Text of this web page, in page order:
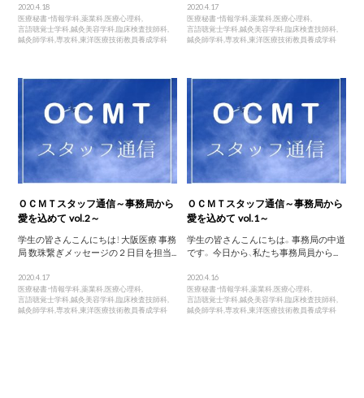
2020.4.18
医療秘書・情報学科,薬業科,医療心理科,
言語聴覚士学科,鍼灸美容学科,臨床検査技師科,
鍼灸師学科,専攻科,東洋医療技術教員養成学科
2020.4.17
医療秘書・情報学科,薬業科,医療心理科,
言語聴覚士学科,鍼灸美容学科,臨床検査技師科,
鍼灸師学科,専攻科,東洋医療技術教員養成学科
ＯＣＭＴスタッフ通信～事務局から
愛を込めて vol.2～
学生の皆さんこんにちは！ 大阪医療 事務
局 数珠繋ぎメッセージの２日目を担当...
2020.4.17
医療秘書・情報学科,薬業科,医療心理科,
言語聴覚士学科,鍼灸美容学科,臨床検査技師科,
鍼灸師学科,専攻科,東洋医療技術教員養成学科
ＯＣＭＴスタッフ通信～事務局から
愛を込めて vol.1～
学生の皆さんこんにちは。事務局の中道
です。 今日から、私たち事務局員から...
2020.4.16
医療秘書・情報学科,薬業科,医療心理科,
言語聴覚士学科,鍼灸美容学科,臨床検査技師科,
鍼灸師学科,専攻科,東洋医療技術教員養成学科